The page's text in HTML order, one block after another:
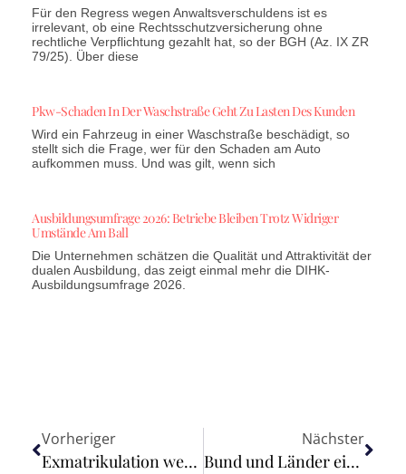
Für den Regress wegen Anwaltsverschuldens ist es
irrelevant, ob eine Rechtsschutzversicherung ohne
rechtliche Verpflichtung gezahlt hat, so der BGH (Az. IX ZR
79/25). Über diese
Pkw-Schaden In Der Waschstraße Geht Zu Lasten Des Kunden
Wird ein Fahrzeug in einer Waschstraße beschädigt, so
stellt sich die Frage, wer für den Schaden am Auto
aufkommen muss. Und was gilt, wenn sich
Ausbildungsumfrage 2026: Betriebe Bleiben Trotz Widriger
Umstände Am Ball
Die Unternehmen schätzen die Qualität und Attraktivität der
dualen Ausbildung, das zeigt einmal mehr die DIHK-
Ausbildungsumfrage 2026.
Vorheriger
Exmatrikulation wegen Chat-Austausches während Online-Klausur
Nächster
Bund und Länder einigen sich auf zusätzliche Energiekostenhilfen für mittelständische Unternehmen